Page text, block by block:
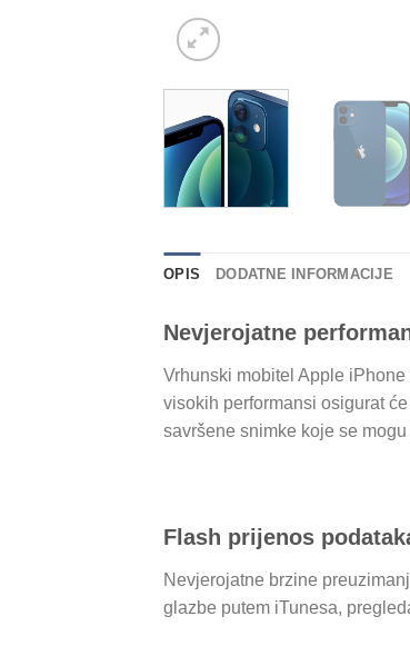
OPIS DODATNE INFORMACIJE
Nevjerojatne
Vrhunski mobitel Apple
visokih performansi osigurat
savršene snimke koje se
Flash prijenos
Nevjerojatne brzine
glazbe putem iTunesa,